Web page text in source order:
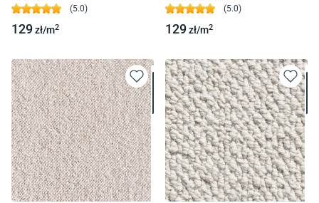
(5.0)
129zł/m2
(5.0)
129zł/m2